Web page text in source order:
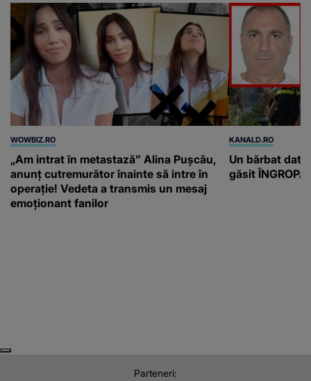
WOWBIZ.RO
„Am intrat în metastază” Alina Pușcău,
anunț cutremurător înainte să intre în
operație! Vedeta a transmis un mesaj
emoționant fanilor
KANALD.RO
Un bărbat dat
găsit
Parteneri: